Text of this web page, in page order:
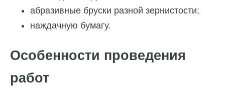
абразивные бруски разной зернистости;
наждачную бумагу.
Особенности проведения
работ